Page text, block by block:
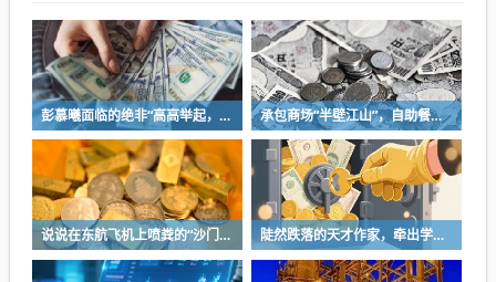
彭慕曦面临的绝非“高高举起，轻轻放下” 承包商场“半壁江山”，自助餐为什么越开越多？
说说在东航飞机上喷粪的“沙门世家” 陡然跌落的天才作家，牵出学界一个惊人的造假联盟